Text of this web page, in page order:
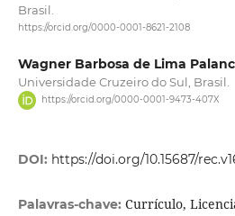
Brasil.
https://orcid.org/0000-0001-8621-2108
Wagner Barbosa de Lima
Universidade Cruzeiro do Sul, Brasil.
https://orcid.org/0000-0001-9473-407X
DOI: https://doi.org/10.15687/
Palavras-chave: Currículo,